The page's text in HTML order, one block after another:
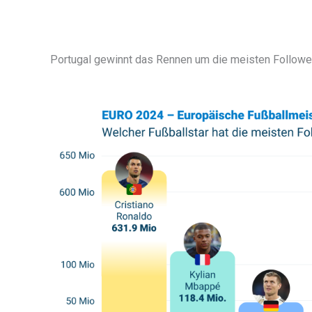
Portugal gewinnt das Rennen um die meisten